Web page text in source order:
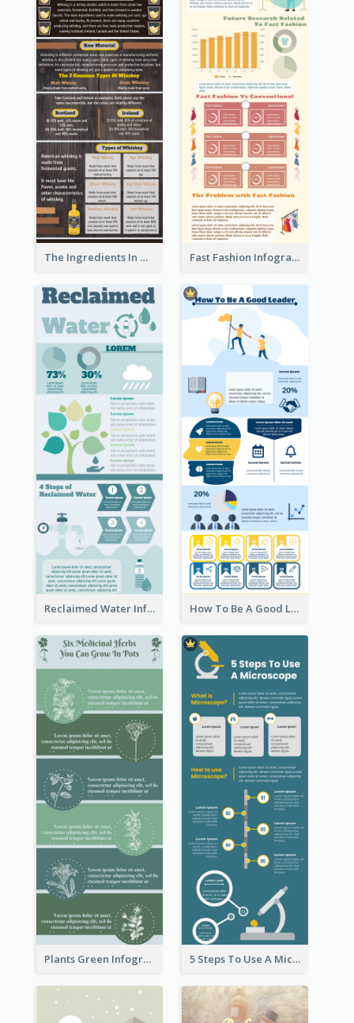
The Ingredients In Whiskey Infographic Fast Fashion Infographic
Reclaimed Water Infographic How To Be A Good Leader Infographic
Plants Green Infographic 5 Steps To Use A Microscope Infographic